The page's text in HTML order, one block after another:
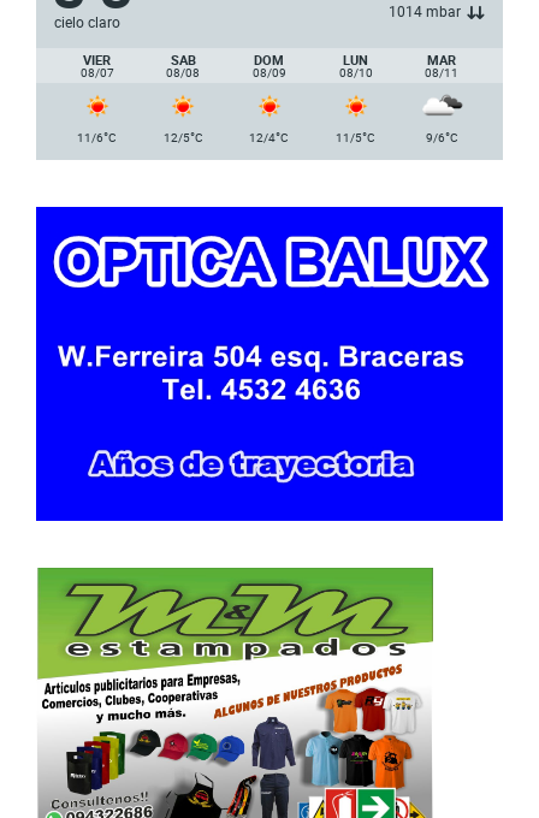
cielo claro
1014 mbar
VIER
08/07
SAB
08/08
DOM
08/09
LUN
08/10
MAR
08/11
11/6°C 12/5°C 12/4°C 11/5°C 9/6°C